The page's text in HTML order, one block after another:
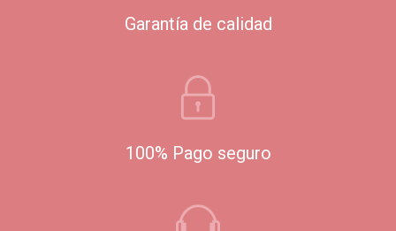
Garantía de calidad
100% Pago seguro